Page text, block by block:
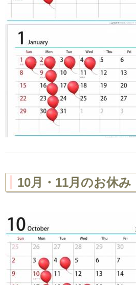
10月・11月のお休み